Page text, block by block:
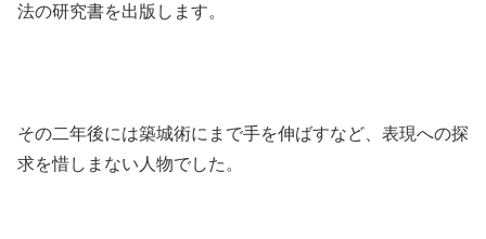
法の研究書を出版します。
その二年後には築城術にまで手を伸ばすなど、表現への探
求を惜しまない人物でした。